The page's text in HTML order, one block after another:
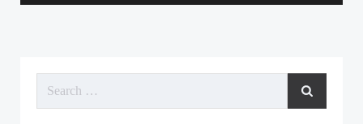
Search